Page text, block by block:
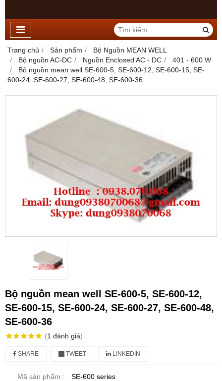
Trang chủ Sản phẩm
Bộ Nguồn MEAN WELL
Bộ nguồn AC-DC
Nguồn Enclosed AC - DC
401 - 600 W
Bộ nguồn mean well SE-600-5, SE-600-12, SE-600-15, SE-
600-24, SE-600-27, SE-600-48, SE-600-36
Bộ nguồn mean well SE-600-5, SE-600-12,
SE-600-15, SE-600-24, SE-600-27, SE-600-48,
SE-600-36
(1 đánh giá)
SHARE TWEET LINKEDIN
Mã sản phẩm :
SE-600 series